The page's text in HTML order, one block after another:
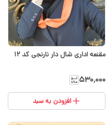
مقنعه اداری شال دار نارنجی کد 12
۵۳۰٬۰۰۰
افزودن به سبد